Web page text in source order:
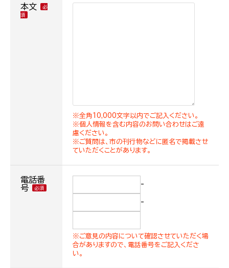
本文
※全角10,000文字以内でご記入ください。
※個人情報を含む内容のお問い合わせはご遠
慮ください。
※ご質問は、市の刊行物などに匿名で掲載させ
ていただくことがあります。
電話番
号
-
-
※ご意見の内容について確認させていただく場
合がありますので、電話番号をご記入くださ
い。